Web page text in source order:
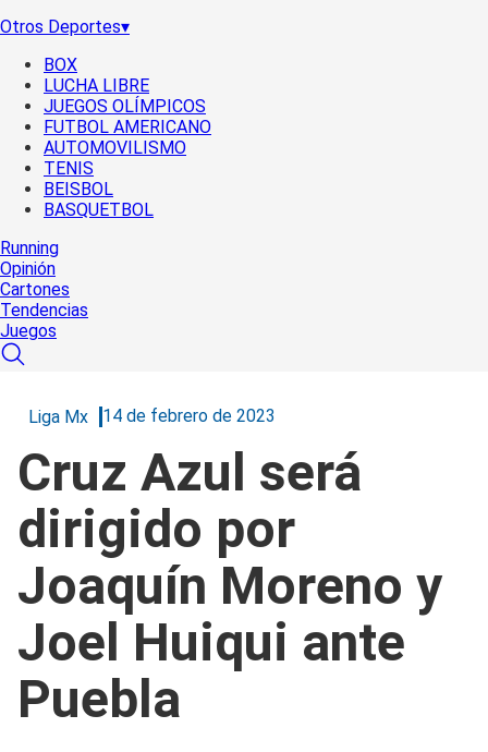
Otros Deportes▾
BOX
LUCHA LIBRE
JUEGOS OLÍMPICOS
FUTBOL AMERICANO
AUTOMOVILISMO
TENIS
BEISBOL
BASQUETBOL
Running
Opinión
Cartones
Tendencias
Juegos
Liga Mx 14 de febrero de 2023
Cruz Azul será
dirigido por
Joaquín Moreno y
Joel Huiqui ante
Puebla